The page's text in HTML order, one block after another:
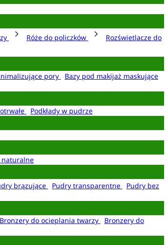
Róże do policzków
Rozświetlacze do
pory
Bazy pod makijaż maskujące
Podkłady w pudrze
naturalne
brązujące Pudry transparentne
Pudry bez
Bronzery do ocieplania twarzy
Bronzery do